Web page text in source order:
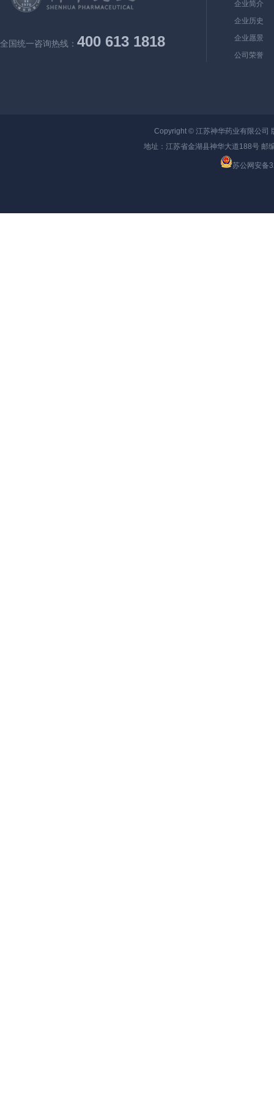
全国统一咨询热线： 400 613 1818
企业简介
企业历史
企业愿景
公司荣誉
Copyright ©江苏神华药业有限公司
地址：江苏省金湖县神华大道188号 邮
苏公网安备